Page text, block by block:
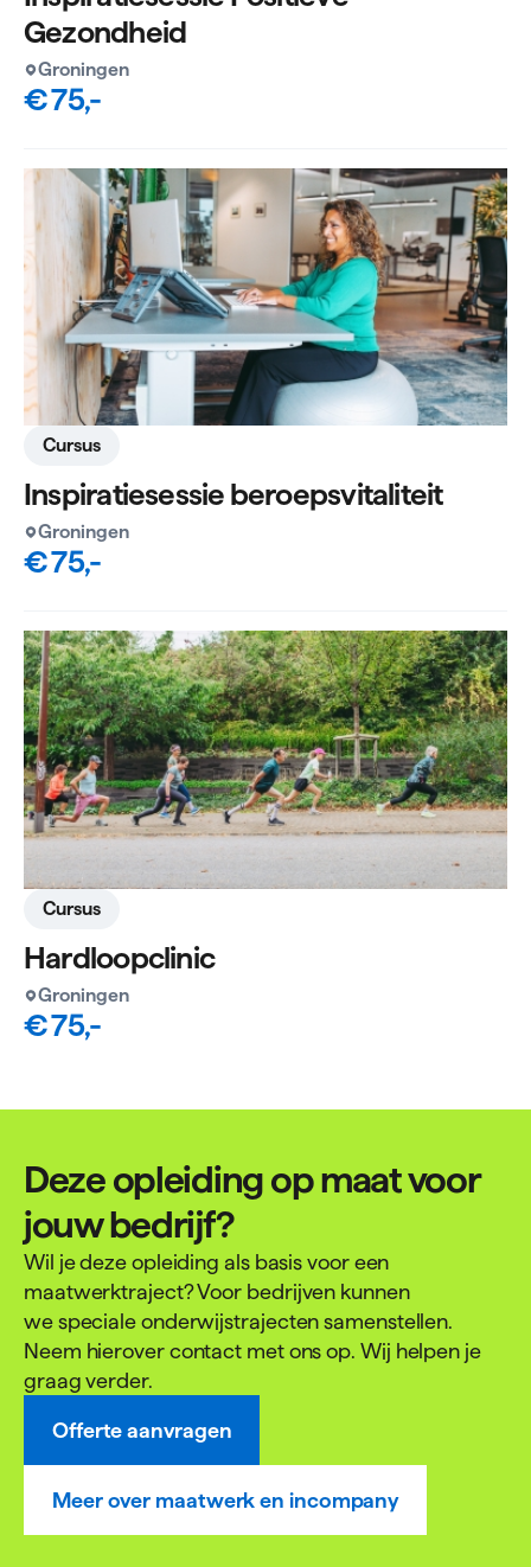
Gezondheid
Groningen
€ 75,-
Inspiratiesessie beroepsvitaliteit
Cursus
Groningen
€ 75,-
Hardloopclinic
Cursus
Groningen
€ 75,-
Deze opleiding op maat voor
jouw bedrijf?
Wil je deze opleiding als basis voor een
maatwerktraject? Voor bedrijven kunnen
we speciale onderwijstrajecten samenstellen.
Neem hierover contact met ons op. Wij helpen je
graag verder.
Offerte aanvragen
Meer over maatwerk en incompany